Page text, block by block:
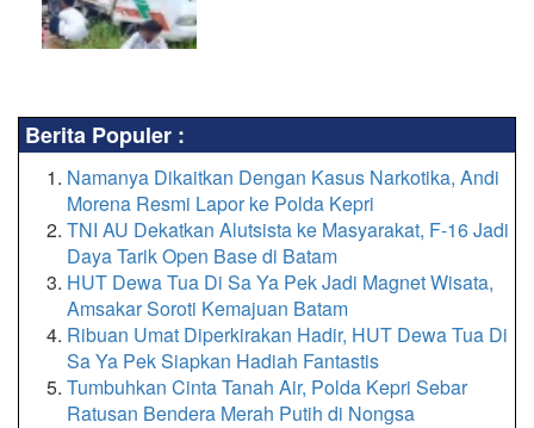
Berita Populer :
Namanya Dikaitkan Dengan Kasus Narkotika, Andi
Morena Resmi Lapor ke Polda Kepri
TNI AU Dekatkan Alutsista ke Masyarakat, F-16 Jadi
Daya Tarik Open Base di Batam
HUT Dewa Tua Di Sa Ya Pek Jadi Magnet Wisata,
Amsakar Soroti Kemajuan Batam
Ribuan Umat Diperkirakan Hadir, HUT Dewa Tua Di
Sa Ya Pek Siapkan Hadiah Fantastis
Tumbuhkan Cinta Tanah Air, Polda Kepri Sebar
Ratusan Bendera Merah Putih di Nongsa